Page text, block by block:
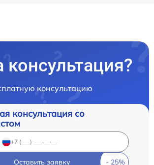
консультацию
консультация со
Оставить заявку